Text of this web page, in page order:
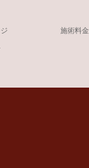
施術料金